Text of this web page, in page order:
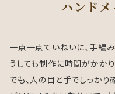
ハンド
一点一点ていねいに、手編
うしても制作に時間がかかり
でも、人の目と手でしっか